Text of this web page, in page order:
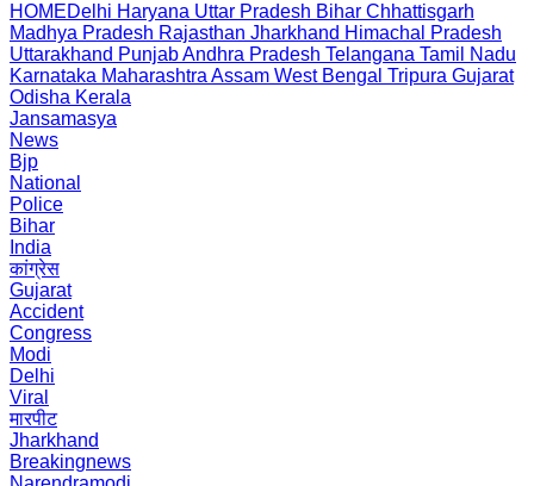
HOMEDelhi Haryana Uttar Pradesh Bihar Chhattisgarh
Madhya Pradesh Rajasthan Jharkhand Himachal Pradesh
Uttarakhand PunjabAndhra Pradesh Telangana Tamil Nadu
Karnataka Maharashtra Assam West Bengal Tripura Gujarat
Odisha Kerala
Jansamasya
News
Bjp
National
Police
Bihar
India
कांग्रेस
Gujarat
Accident
Congress
Modi
Delhi
Viral
मारपीट
Jharkhand
Breakingnews